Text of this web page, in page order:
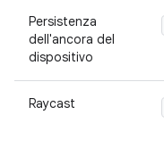
Persistenza
dell'ancora del
dispositivo
Raycast